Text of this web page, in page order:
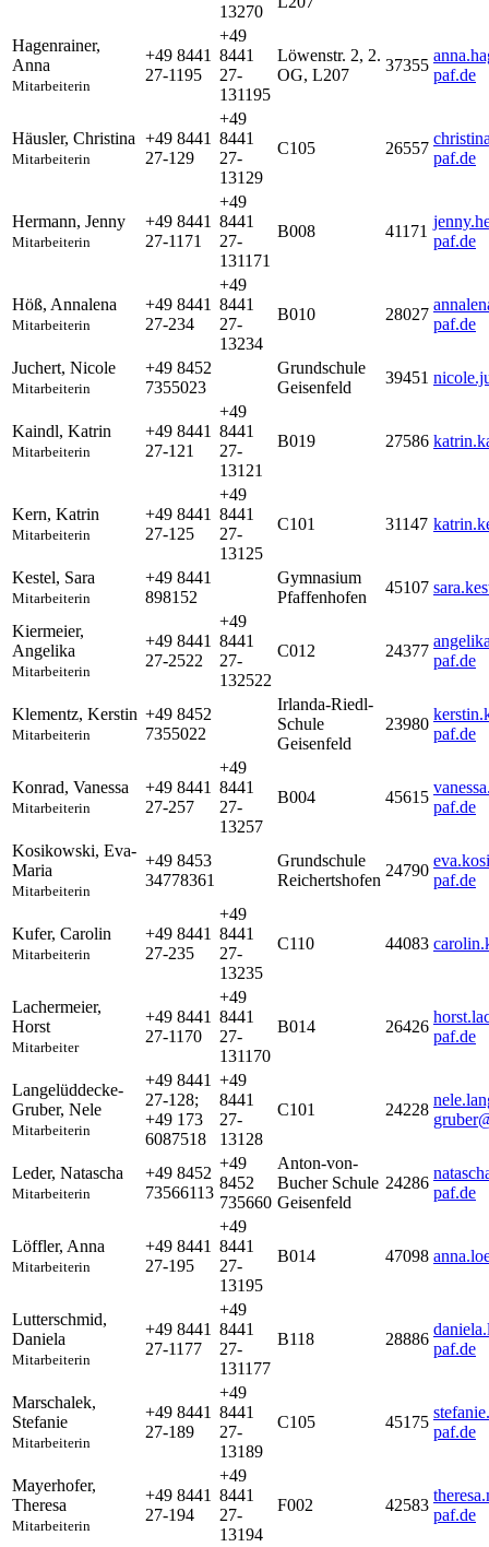
13270
Hagenrainer,
Anna
Mitarbeiterin
+49 8441
27-1195
+49
8441
27-
131195
Löwenstr. 2, 2.
OG, L207
37355
paf.de
Häusler, Christina
Mitarbeiterin
+49 8441
27-129
+49
8441
27-
13129
C105 26557
paf.de
Hermann, Jenny
Mitarbeiterin
+49 8441
27-1171
+49
8441
27-
131171
B008 41171
paf.de
Höß, Annalena
Mitarbeiterin
+49 8441
27-234
+49
8441
27-
13234
B010 28027
paf.de
Juchert, Nicole
Mitarbeiterin
+49 8452
7355023
Grundschule
Geisenfeld
39451
Kaindl, Katrin
Mitarbeiterin
+49 8441
27-121
+49
8441
27-
13121
B019 27586
Kern, Katrin
Mitarbeiterin
+49 8441
27-125
+49
8441
27-
13125
C101 31147
Kestel, Sara
Mitarbeiterin
+49 8441
898152
Gymnasium
Pfaffenhofen
45107
Kiermeier,
Angelika
Mitarbeiterin
+49 8441
27-2522
+49
8441
27-
132522
C012 24377
paf.de
Klementz, Kerstin
Mitarbeiterin
+49 8452
7355022
Irlanda-Riedl-
Schule
Geisenfeld
23980
paf.de
Konrad, Vanessa
Mitarbeiterin
+49 8441
27-257
+49
8441
27-
13257
B004 45615
paf.de
Kosikowski, Eva-
Maria
Mitarbeiterin
+49 8453
34778361
Grundschule
Reichertshofen
24790
paf.de
Kufer, Carolin
Mitarbeiterin
+49 8441
27-235
+49
8441
27-
13235
C110 44083
Lachermeier,
Horst
Mitarbeiter
+49 8441
27-1170
+49
8441
27-
131170
B014 26426
paf.de
Langelüddecke-
Gruber, Nele
Mitarbeiterin
+49 8441
27-128;
+49 173
6087518
+49
8441
27-
13128
C101 24228
Leder, Natascha
Mitarbeiterin
+49 8452
73566113
+49
8452
735660
Anton-von-
Bucher Schule
Geisenfeld
24286
paf.de
Löffler, Anna
Mitarbeiterin
+49 8441
27-195
+49
8441
27-
13195
B014 47098
Lutterschmid,
Daniela
Mitarbeiterin
+49 8441
27-1177
+49
8441
27-
131177
B118 28886
paf.de
Marschalek,
Stefanie
Mitarbeiterin
+49 8441
27-189
+49
8441
27-
13189
C105 45175
paf.de
Mayerhofer,
Theresa
Mitarbeiterin
+49 8441
27-194
+49
8441
27-
13194
F002 42583
paf.de